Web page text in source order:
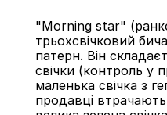
"Morning star"
трьохсвічковий
патерн. Він
свічки (контроль у
маленька свічка з
продавці